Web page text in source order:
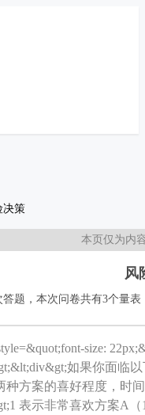
决策
本页仅为内
风
题，本次问卷共有3个量
size:
如果你面临
方案的喜好程度，时
表示非常喜欢方案A